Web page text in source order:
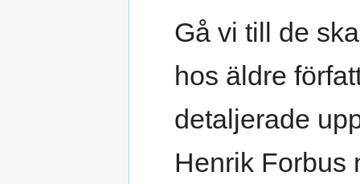
Gå vi till de
hos äldre
detaljerade
Henrik Forbus